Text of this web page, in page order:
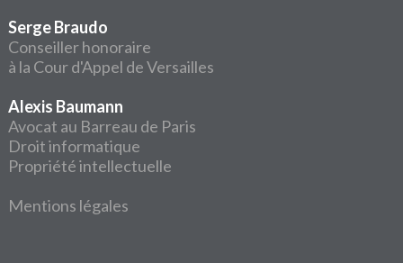
Serge Braudo
Conseiller honoraire
à la Cour d'Appel de Versailles
Alexis Baumann
Avocat au Barreau de Paris
Droit informatique
Propriété intellectuelle
Mentions légales